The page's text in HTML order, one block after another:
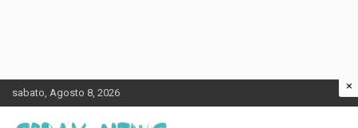
to
content
sabato, Agosto 8, 2026 ×